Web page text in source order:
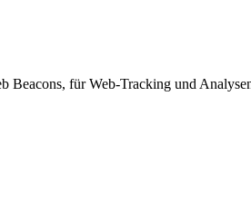
Beacons, für Web-Tracking und